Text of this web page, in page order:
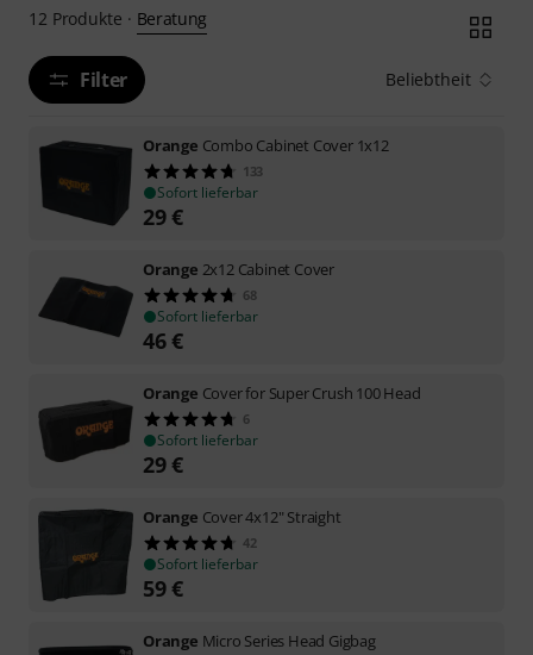
12 Produkte · Beratung
Filter Beliebtheit
Orange Combo Cabinet Cover 1x12
133
Sofort lieferbar
29€
Orange 2x12 Cabinet Cover
68
Sofort lieferbar
46€
Orange Cover for Super Crush 100 Head
6
Sofort lieferbar
29€
Orange Cover 4x12" Straight
42
Sofort lieferbar
59€
Orange Micro Series Head Gigbag